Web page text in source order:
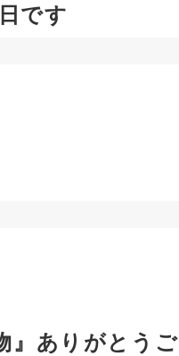
です
』ありがとうご